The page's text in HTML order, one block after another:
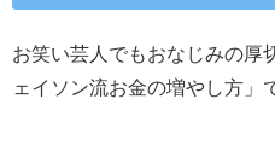
お笑い芸人でもおなじみの厚
ェイソン流お金の増やし方」